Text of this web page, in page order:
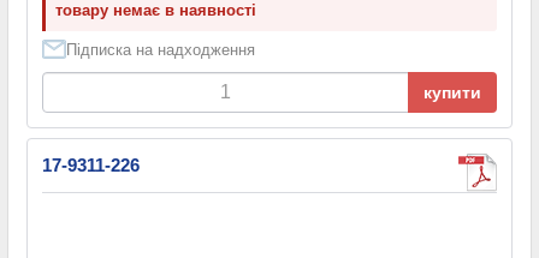
товару немає в наявності
Підписка на надходження
купити
17-9311-226